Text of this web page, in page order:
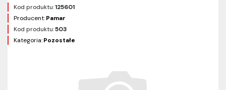
Kod produktu:125601
Producent:Pamar
Kod produktu:503
Kategoria:Pozostałe